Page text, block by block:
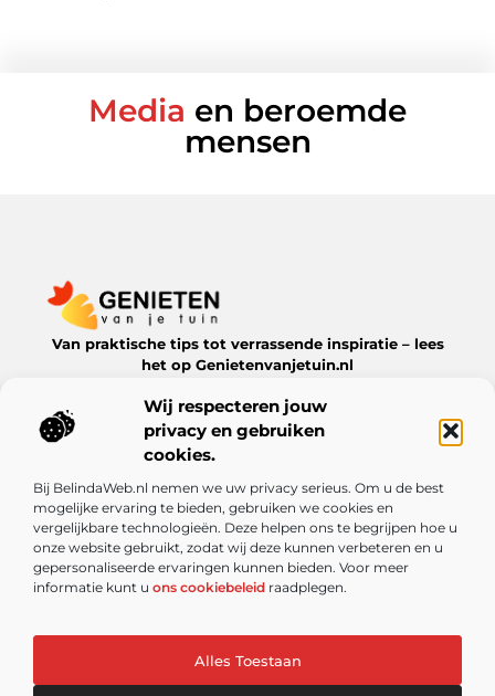
Wij respecteren jouw
privacy en gebruiken
cookies.
Bij BelindaWeb.nl nemen we uw privacy serieus. Om u de best
mogelijke ervaring te bieden, gebruiken we cookies en
vergelijkbare technologieën. Deze helpen ons te begrijpen hoe u
onze website gebruikt, zodat wij deze kunnen verbeteren en u
gepersonaliseerde ervaringen kunnen bieden. Voor meer
informatie kunt u ons cookiebeleid raadplegen.
Alles Toestaan
Media en beroemde
mensen
Van praktische tips tot verrassende inspiratie – lees
het op Genietenvanjetuin.nl
leefomgeving te bieden heeft.
Bericht categorie
Onze informatie
Cookiebeleid (EU)